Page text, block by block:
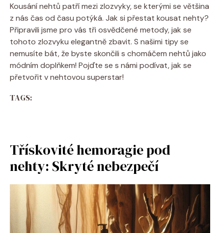
Kousání nehtů patří mezi zlozvyky, se kterými se většina
z nás čas od času potýká. Jak si přestat kousat nehty?
Připravili jsme pro vás tři osvědčené metody, jak se
tohoto zlozvyku elegantně zbavit. S našimi tipy se
nemusíte bát, že byste skončili s chomáčem nehtů jako
módním doplňkem! Pojďte se s námi podívat, jak se
přetvořit v nehtovou superstar!
TAGS:
Třískovité hemoragie pod
nehty: Skryté nebezpečí